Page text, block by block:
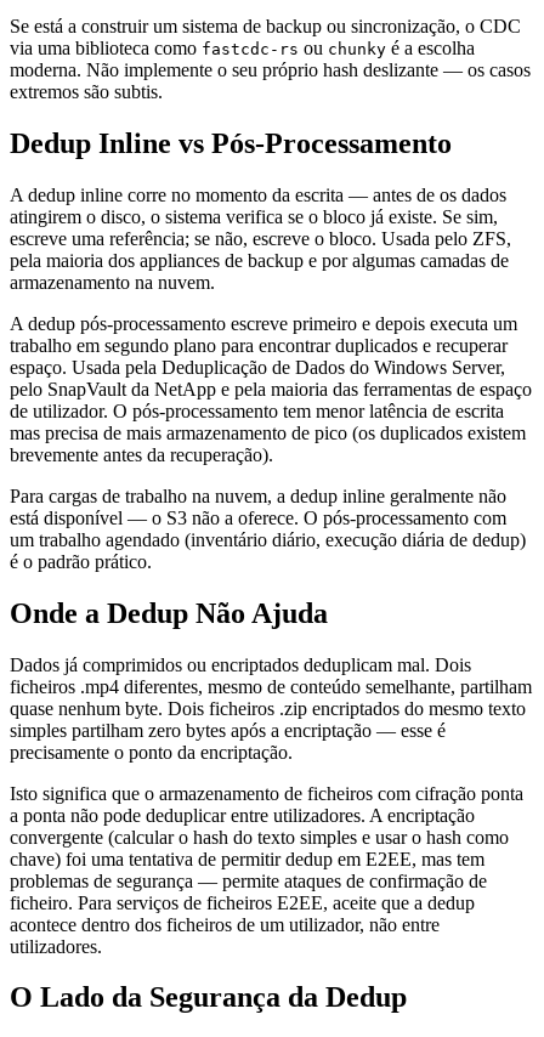
Se está a construir um sistema de backup ou sincronização, o CDC
via uma biblioteca como fastcdc-rs ou chunky é a escolha
moderna. Não implemente o seu próprio hash deslizante — os casos
extremos são subtis.
Dedup Inline vs Pós-Processamento
A dedup inline corre no momento da escrita — antes de os dados
atingirem o disco, o sistema verifica se o bloco já existe. Se sim,
escreve uma referência; se não, escreve o bloco. Usada pelo ZFS,
pela maioria dos appliances de backup e por algumas camadas de
armazenamento na nuvem.
A dedup pós-processamento escreve primeiro e depois executa um
trabalho em segundo plano para encontrar duplicados e recuperar
espaço. Usada pela Deduplicação de Dados do Windows Server,
pelo SnapVault da NetApp e pela maioria das ferramentas de espaço
de utilizador. O pós-processamento tem menor latência de escrita
mas precisa de mais armazenamento de pico (os duplicados existem
brevemente antes da recuperação).
Para cargas de trabalho na nuvem, a dedup inline geralmente não
está disponível — o S3 não a oferece. O pós-processamento com
um trabalho agendado (inventário diário, execução diária de dedup)
é o padrão prático.
Onde a Dedup Não Ajuda
Dados já comprimidos ou encriptados deduplicam mal. Dois
ficheiros .mp4 diferentes, mesmo de conteúdo semelhante, partilham
quase nenhum byte. Dois ficheiros .zip encriptados do mesmo texto
simples partilham zero bytes após a encriptação — esse é
precisamente o ponto da encriptação.
Isto significa que o armazenamento de ficheiros com cifração ponta
a ponta não pode deduplicar entre utilizadores. A encriptação
convergente (calcular o hash do texto simples e usar o hash como
chave) foi uma tentativa de permitir dedup em E2EE, mas tem
problemas de segurança — permite ataques de confirmação de
ficheiro. Para serviços de ficheiros E2EE, aceite que a dedup
acontece dentro dos ficheiros de um utilizador, não entre
utilizadores.
O Lado da Segurança da Dedup